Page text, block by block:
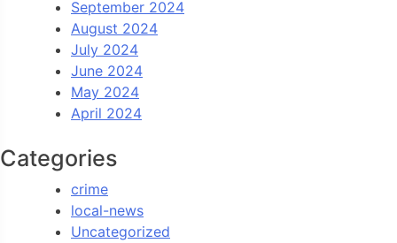
September 2024
August 2024
July 2024
June 2024
May 2024
April 2024
Categories
crime
local-news
Uncategorized